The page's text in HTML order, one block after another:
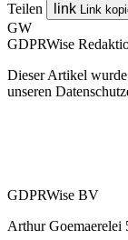
Teilen link Link
GW
GDPRWise
Dieser Artikel
unseren
GDPRWise BV
Arthur Goemaerelei